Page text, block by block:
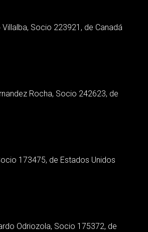
Socio 223921, de Canadá
Rocha, Socio 242623, de
173475, de Estados Unidos
Odriozola, Socio 175372, de